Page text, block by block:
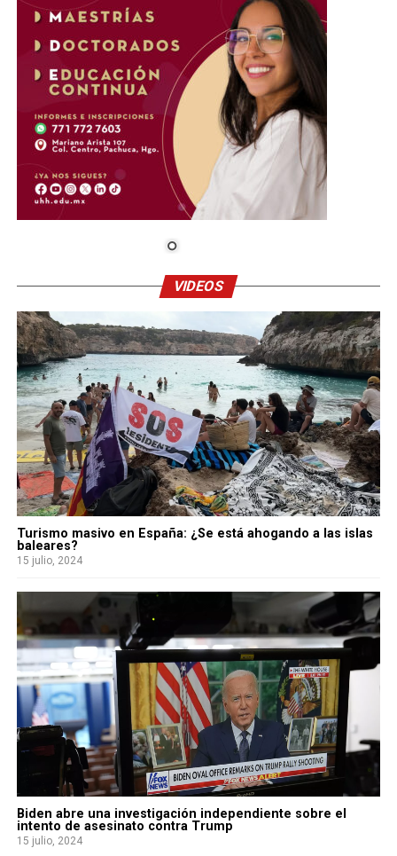
VIDEOS
Turismo masivo en España: ¿Se está ahogando a las islas
baleares?
15 julio, 2024
Biden abre una investigación independiente sobre el
intento de asesinato contra Trump
15 julio, 2024